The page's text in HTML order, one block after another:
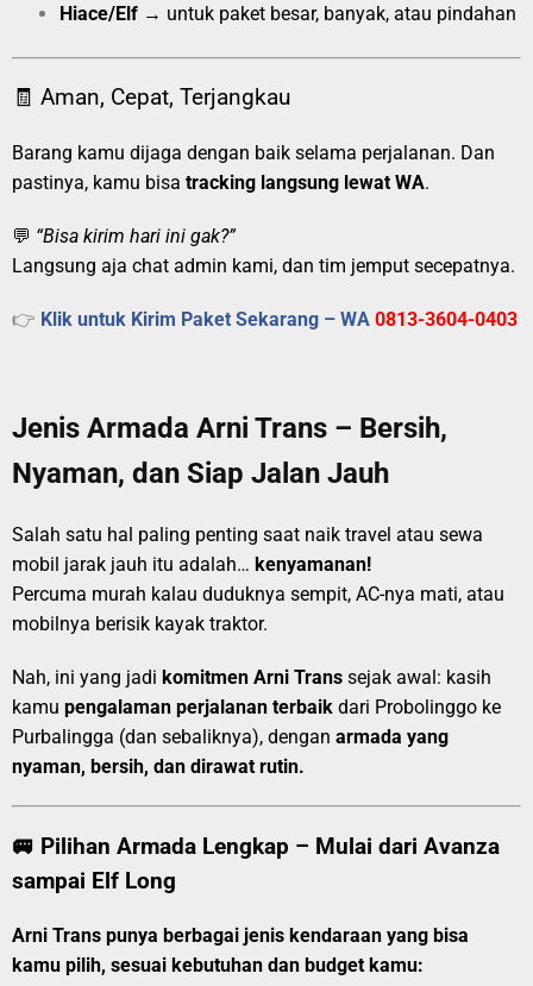
Hiace/Elf → untuk paket besar, banyak, atau pindahan
🧾 Aman, Cepat, Terjangkau
Barang kamu dijaga dengan baik selama perjalanan. Dan
pastinya, kamu bisa tracking langsung lewat WA.
💬 “Bisa kirim hari ini gak?”
Langsung aja chat admin kami, dan tim jemput secepatnya.
👉 Klik untuk Kirim Paket Sekarang – WA 0813-3604-0403
Jenis Armada Arni Trans – Bersih,
Nyaman, dan Siap Jalan Jauh
Salah satu hal paling penting saat naik travel atau sewa
mobil jarak jauh itu adalah… kenyamanan!
Percuma murah kalau duduknya sempit, AC-nya mati, atau
mobilnya berisik kayak traktor.
Nah, ini yang jadi komitmen Arni Trans sejak awal: kasih
kamu pengalaman perjalanan terbaik dari Probolinggo ke
Purbalingga (dan sebaliknya), dengan armada yang
nyaman, bersih, dan dirawat rutin.
🚐 Pilihan Armada Lengkap – Mulai dari Avanza
sampai Elf Long
Arni Trans punya berbagai jenis kendaraan yang bisa
kamu pilih, sesuai kebutuhan dan budget kamu: